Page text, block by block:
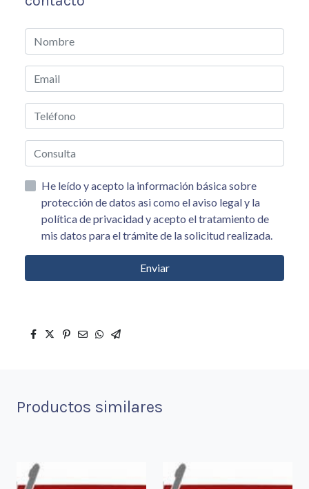
He leído y acepto la información básica sobre
protección de datos asi como el aviso legal y la
política de privacidad y acepto el tratamiento de
mis datos para el trámite de la solicitud realizada.
Enviar
Productos similares